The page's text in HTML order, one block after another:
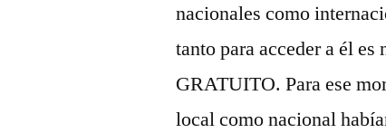
nacionales como
tanto para acceder a él
GRATUITO. Para ese
local como nacional